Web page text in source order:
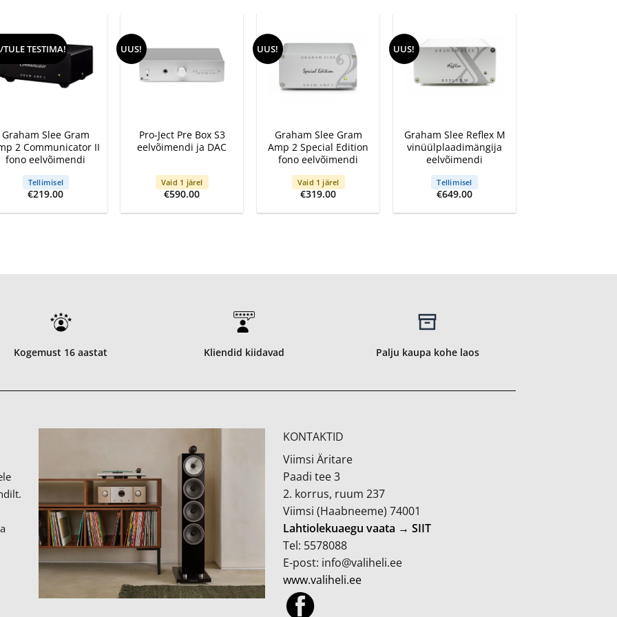
TULE TESTIMA!
Graham Slee Gram
2 Communicator II
fono eelvõimendi
Tellimisel
€219.00
UUS!
Pro-Ject Pre Box S3
eelvõimendi ja DAC
Vaid 1 järel
€590.00
UUS!
Graham Slee Gram
Amp 2 Special Edition
fono eelvõimendi
Vaid 1 järel
€319.00
UUS!
Graham Slee Reflex M
vinüülplaadimängija
eelvõimendi
Tellimisel
€649.00
Kogemust 16 aastat Kliendid kiidavad Palju kaupa kohe laos
KONTAKTID
Viimsi Äritare
Paadi tee 3
2. korrus, ruum 237
Viimsi (Haabneeme) 74001
Lahtiolekuaegu vaata → SIIT
Tel: 5578088
E-post: info@valiheli.ee
www.valiheli.ee